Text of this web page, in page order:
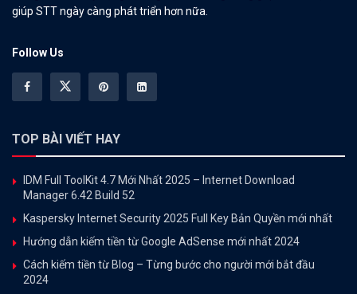
giúp STT ngày càng phát triển hơn nữa.
Follow Us
TOP BÀI VIẾT HAY
IDM Full ToolKit 4.7 Mới Nhất 2025 – Internet Download
Manager 6.42 Build 52
Kaspersky Internet Security 2025 Full Key Bản Quyền mới nhất
Hướng dẫn kiếm tiền từ Google AdSense mới nhất 2024
Cách kiếm tiền từ Blog – Từng bước cho người mới bắt đầu
2024